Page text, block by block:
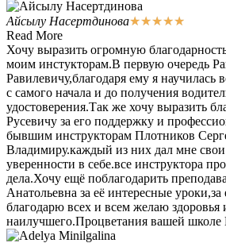
Айсылу Насертдинова★★★★★
Read More
Хочу выразить огромную
моим инстукторам.В первую очередь
Равилевичу,благодаря ему я
с самого начала и до получения
удостоверения.Так же хочу выразить
Русевичу за его поддержку и
бывшим инструкторам Плотников
Владимиру.каждый из них дал мне
уверенности в себе.все инструктора
дела.Хочу ещё поблагодарить
Анатольевна за её интересные
благодарю всех и всем желаю здоровья
наилучшего.Процветания вашей